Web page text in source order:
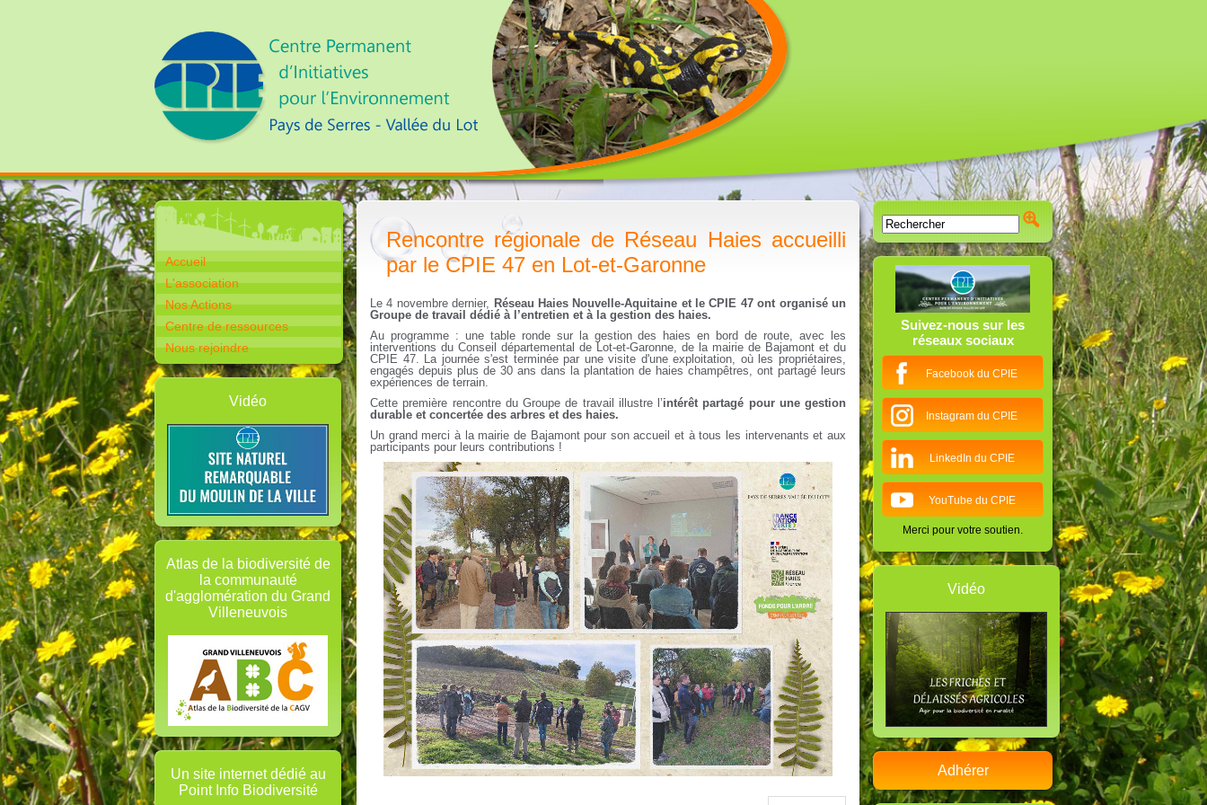
Accueil
L'association
Nos Actions
Centre de ressources
Nous rejoindre
Vidéo
Atlas de la biodiversité de
la communauté
d'agglomération du Grand
Villeneuvois
Un site internet dédié au
Point Info Biodiversité
Rencontre régionale de Réseau Haies accueilli
par le CPIE 47 en Lot-et-Garonne
Le 4 novembre dernier, Réseau Haies Nouvelle-Aquitaine et le CPIE 47 ont organisé un
Groupe de travail dédié à l’entretien et à la gestion des haies.
Au programme : une table ronde sur la gestion des haies en bord de route, avec les
interventions du Conseil départemental de Lot-et-Garonne, de la mairie de Bajamont et du
CPIE 47. La journée s'est terminée par une visite d'une exploitation, où les propriétaires,
engagés depuis plus de 30 ans dans la plantation de haies champêtres, ont partagé leurs
expériences de terrain.
Cette première rencontre du Groupe de travail illustre l’intérêt partagé pour une gestion
durable et concertée des arbres et des haies.
Un grand merci à la mairie de Bajamont pour son accueil et à tous les intervenants et aux
participants pour leurs contributions !
Suivez-nous sur les
réseaux sociaux
Facebook du CPIE
Instagram du CPIE
LinkedIn du CPIE
YouTube du CPIE
Merci pour votre soutien.
Vidéo
Adhérer